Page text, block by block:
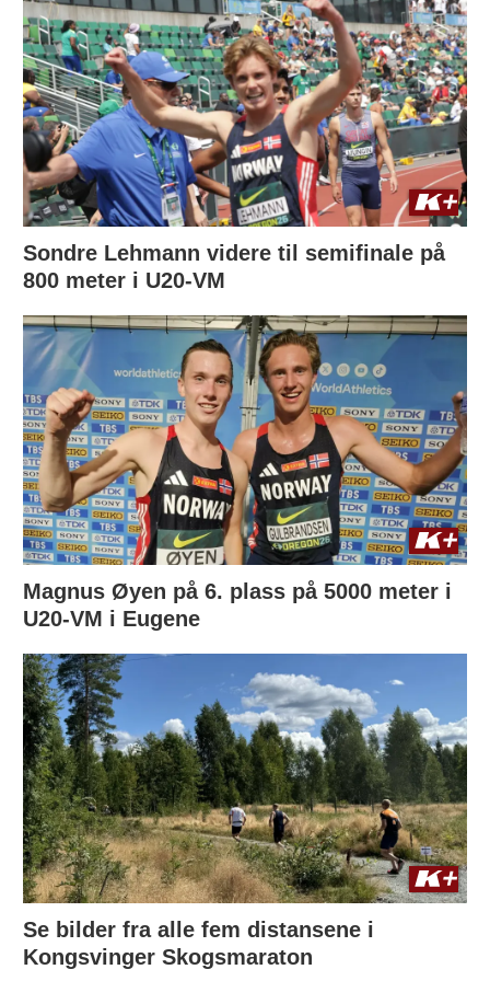
Sondre Lehmann videre til semifinale på
800 meter i U20-VM
Magnus Øyen på 6. plass på 5000 meter i
U20-VM i Eugene
Se bilder fra alle fem distansene i
Kongsvinger Skogsmaraton